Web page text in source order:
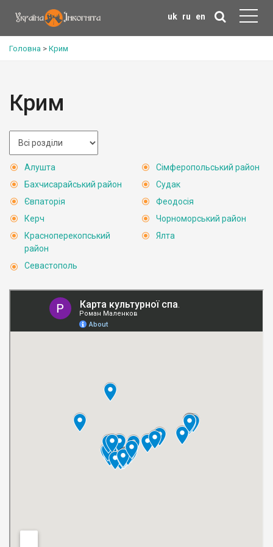
uk ru en
Головна > Крим
Крим
Алушта
Бахчисарайський район
Євпаторія
Керч
Красноперекопський
район
Севастополь
Сімферопольський район
Судак
Феодосія
Чорноморський район
Ялта